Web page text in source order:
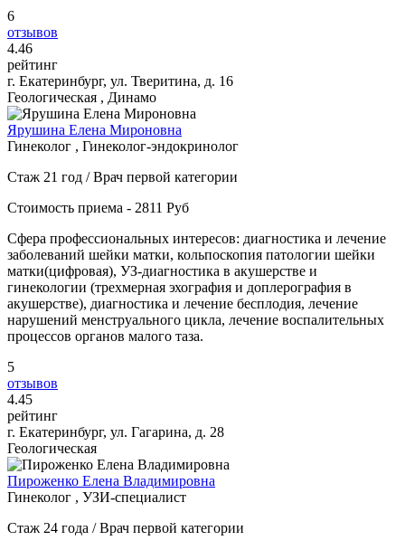
6
отзывов
4.46
рейтинг
г. Екатеринбург, ул. Тверитина, д. 16
Геологическая , Динамо
Ярушина Елена Мироновна
Гинеколог , Гинеколог-эндокринолог
Стаж 21 год / Врач первой категории
Стоимость приема - 2811 Руб
Сфера профессиональных интересов: диагностика и лечение
заболеваний шейки матки, кольпоскопия патологии шейки
матки(цифровая), УЗ-диагностика в акушерстве и
гинекологии (трехмерная эхография и доплерография в
акушерстве), диагностика и лечение бесплодия, лечение
нарушений менструального цикла, лечение воспалительных
процессов органов малого таза.
5
отзывов
4.45
рейтинг
г. Екатеринбург, ул. Гагарина, д. 28
Геологическая
Пироженко Елена Владимировна
Гинеколог , УЗИ-специалист
Стаж 24 года / Врач первой категории